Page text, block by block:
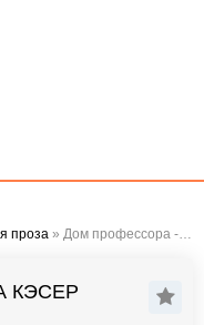
проза » Дом профессора - Уилла Кэсер
КЭСЕР